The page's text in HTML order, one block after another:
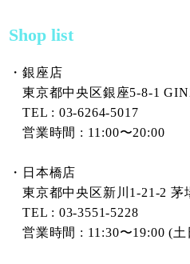
Shop list
・銀座店
東京都中央区銀座5-8-1
TEL : 03-6264-5017
営業時間 : 11:00〜20:00
・日本橋店
東京都中央区新川1-21-2 茅
TEL : 03-3551-5228
営業時間 : 11:30〜19:00 (土